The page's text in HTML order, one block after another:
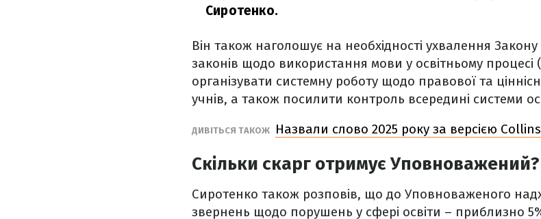
Сиротенко.
Він також наголошує на необхідності ухвалення
законів щодо використання мови у освітньому
організувати системну роботу щодо правової та
учнів, а також посилити контроль всередині системи
ДИВІТЬСЯ ТАКОЖ Назвали слово 2025 року за версією
Скільки скарг отримує Уповноважений?
Сиротенко також розповів, що до Уповноваженого
звернень щодо порушень у сфері освіти – приблизно 5%